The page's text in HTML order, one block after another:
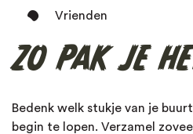
Vrienden
ZO PAK JE
Bedenk welk stukje van je
begin te lopen. Verzamel
Ongewervelde dieren
Panda